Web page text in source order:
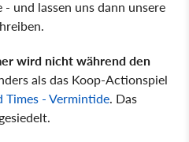
und lassen uns dann unsere
wird nicht während den
als das Koop-Actionspiel
Times - Vermintide. Das